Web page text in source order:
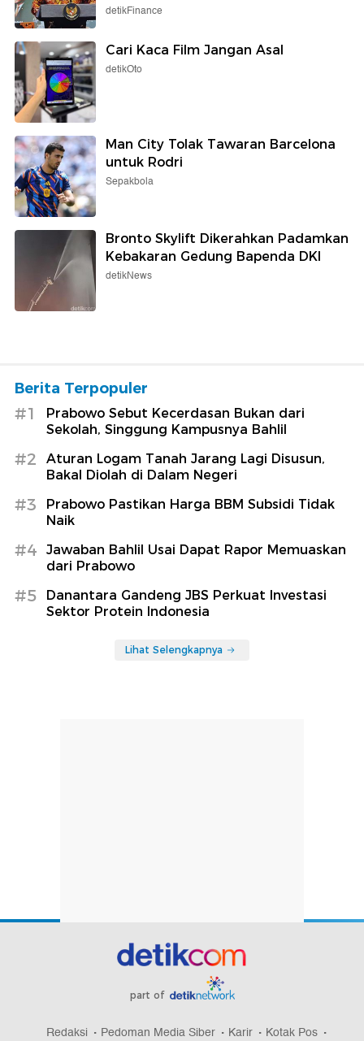
detikFinance
Cari Kaca Film Jangan Asal
detikOto
Man City Tolak Tawaran Barcelona
untuk Rodri
Sepakbola
Bronto Skylift Dikerahkan Padamkan
Kebakaran Gedung Bapenda DKI
detikNews
Berita Terpopuler
#1
Prabowo Sebut Kecerdasan Bukan dari
Sekolah, Singgung Kampusnya Bahlil
#2
Aturan Logam Tanah Jarang Lagi Disusun,
Bakal Diolah di Dalam Negeri
#3
Prabowo Pastikan Harga BBM Subsidi Tidak
Naik
#4
Jawaban Bahlil Usai Dapat Rapor Memuaskan
dari Prabowo
#5
Danantara Gandeng JBS Perkuat Investasi
Sektor Protein Indonesia
Lihat Selengkapnya
part of
Redaksi Pedoman Media Siber Karir Kotak Pos